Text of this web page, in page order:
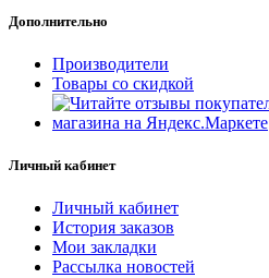
Дополнительно
Производители
Товары со скидкой
Личный кабинет
Личный кабинет
История заказов
Мои закладки
Рассылка новостей